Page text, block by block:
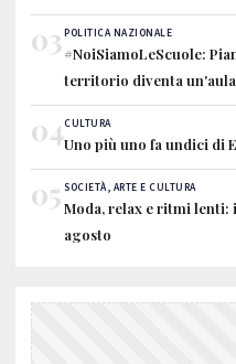
03POLITICA NAZIONALE
#NoiSiamoLeScuole:
territorio diventa
04CULTURA
Uno più uno fa undici di
05 SOCIETÀ, ARTE E CULTURA
Moda, relax e ritmi lenti:
agosto